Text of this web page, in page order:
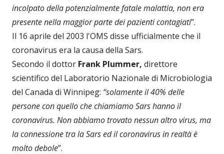
incolpato della potenzialmente fatale malattia, non era
presente nella maggior parte dei pazienti contagiati”.
Il 16 aprile del 2003 l'OMS disse ufficialmente che il
coronavirus era la causa della Sars.
Secondo il dottor Frank Plummer, direttore
scientifico del Laboratorio Nazionale di Microbiologia
del Canada di Winnipeg: “solamente il 40% delle
persone con quello che chiamiamo Sars hanno il
coronavirus. Non abbiamo trovato nessun altro virus, ma
la connessione tra la Sars ed il coronavirus in realtà è
molto debole”.